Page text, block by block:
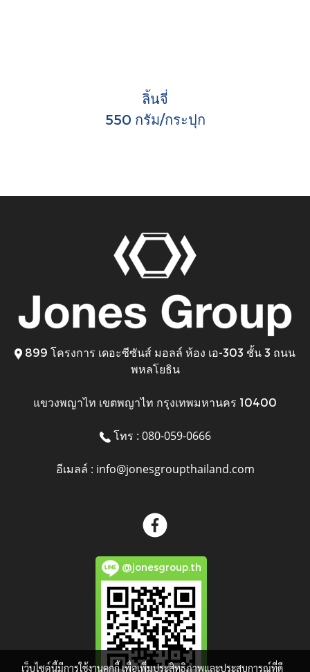
ลิ้นจี่
550 กรัม/กระปุก
899 โครงการ เดอะซีซันส์ มอลล์ ห้อง เอ-303 ชั้น 3 ถนน
พหลโยธิน
แขวงพญาไท เขตพญาไท กรุงเทพมหานคร 10400
โทร : 080-059-0666
อีเมลล์ : info@jonesgroupthailand.com
@jonesgroup.th
เว็บไซต์นี้มีการใช้งานคุกกี้ เพื่อเพิ่มประสิทธิภาพและประสบการณ์ที่ดี